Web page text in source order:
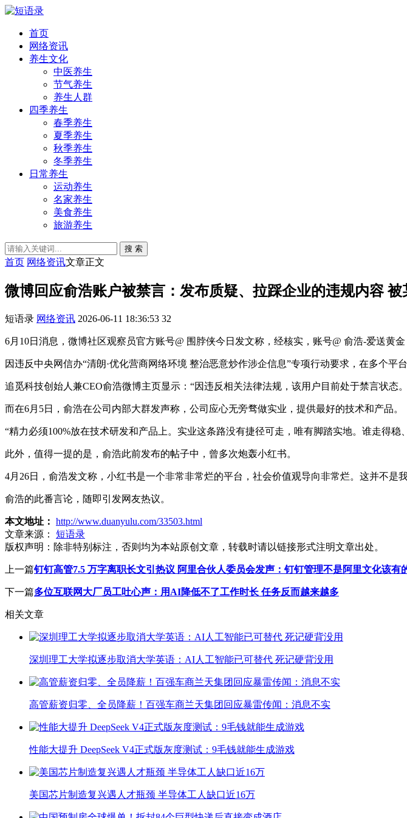
首页
网络资讯
养生文化
中医养生
节气养生
养生人群
四季养生
春季养生
夏季养生
秋季养生
冬季养生
日常养生
运动养生
名家养生
美食养生
旅游养生
搜 索
首页 网络资讯文章正文
微博回应俞浩账户被禁言：发布质疑、拉踩企业的违规内容 被
短语录 网络资讯 2026-06-11 18:36:53 32
6月10日消息，微博社区观察员官方账号@ 围脖侠今日发文称，经核实，账号@ 俞浩-爱送黄
因违反中央网信办“清朗·优化营商网络环境 整治恶意炒作涉企信息”专项行动要求，在多个
追觅科技创始人兼CEO俞浩微博主页显示：“因违反相关法律法规，该用户目前处于禁言状态
而在6月5日，俞浩在公司内部大群发声称，公司应心无旁骛做实业，提供最好的技术和产品。
“精力必须100%放在技术研发和产品上。实业这条路没有捷径可走，唯有脚踏实地。谁走得稳
此外，值得一提的是，俞浩此前发布的帖子中，曾多次炮轰小红书。
4月26日，俞浩发文称，小红书是一个非常非常烂的平台，社会价值观导向非常烂。这并不是
俞浩的此番言论，随即引发网友热议。
本文地址： http://www.duanyulu.com/33503.html
文章来源：
短语录
版权声明： 除非特别标注，否则均为本站原创文章，转载时请以链接形式注明文章出处。
上一篇钉钉高管7.5 万字离职长文引热议 阿里合伙人委员会发声：钉钉管理不是阿里文化该有
下一篇多位互联网大厂员工吐心声：用AI降低不了工作时长 任务反而越来越多
相关文章
深圳理工大学拟逐步取消大学英语：AI人工智能已可替代 死记硬背没用
高管薪资归零、全员降薪！百强车商兰天集团回应暴雷传闻：消息不实
性能大提升 DeepSeek V4正式版灰度测试：9毛钱就能生成游戏
美国芯片制造复兴遇人才瓶颈 半导体工人缺口近16万